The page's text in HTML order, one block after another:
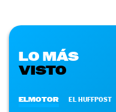
LO MÁS
VISTO
ELMOTOR EL HUFFPOST